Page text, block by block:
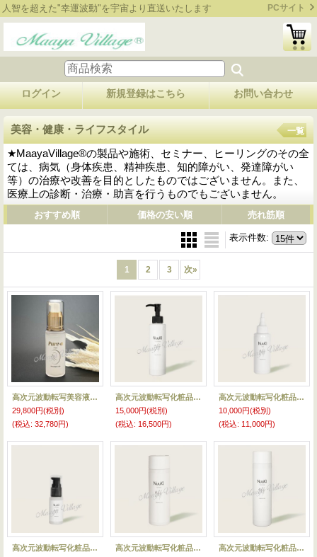
人智を超えた"幸運波動"を宇宙より直送いたします PCサイト
ログイン 新規登録はこちら お問い合わせ
美容・健康・ライフスタイル
★MaayaVillage®の製品や施術、セミナー、ヒーリングのその全
ては、病気（身体疾患、精神疾患、知的障がい、発達障がい
等）の治療や改善を目的としたものではございません。また、
医療上の診断・治療・助言を行うものでもございません。
一覧
おすすめ順 価格の安い順 売れ筋順
表示件数:
1 2 3 次»
高次元波動転写美容液『〜Pure-a（プレア)エッセンス〜』
29,800円(税別)
(税込: 32,780円)
高次元波動転写化粧品『NuuK! ローション』
15,000円(税別)
(税込: 16,500円)
高次元波動転写化粧品『NuuK! スカルプローション』
10,000円(税別)
(税込: 11,000円)
高次元波動転写化粧品『NuuK! ローション トライアルサイズ』
高次元波動転写化粧品『NuuK! シャンプー』
高次元波動転写化粧品『NuuK! ボディソープ』